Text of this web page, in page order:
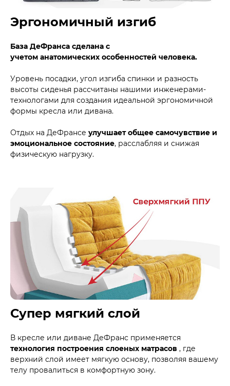
Эргономичный изгиб
База ДеФранса сделана с
учетом анатомических особенностей человека.
Уровень посадки, угол изгиба спинки и разность
высоты сиденья рассчитаны нашими инженерами-
технологами для создания идеальной эргономичной
формы кресла или дивана.
Отдых на ДеФрансе улучшает общее самочувствие и
эмоциональное состояние, расслабляя и снижая
физическую нагрузку.
Супер мягкий слой
В кресле или диване ДеФранс применяется
технология построения слоеных матрасов , где
верхний слой имеет мягкую основу, позволяя вашему
телу провалиться в комфортную зону.